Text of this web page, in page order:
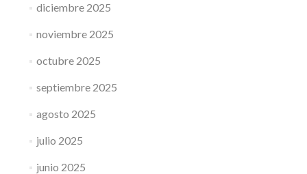
diciembre 2025
noviembre 2025
octubre 2025
septiembre 2025
agosto 2025
julio 2025
junio 2025